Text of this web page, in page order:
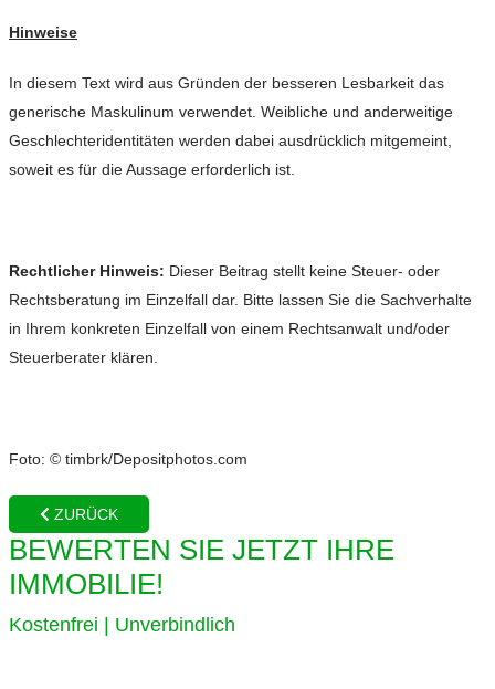
Hinweise
In diesem Text wird aus Gründen der besseren Lesbarkeit das
generische Maskulinum verwendet. Weibliche und anderweitige
Geschlechteridentitäten werden dabei ausdrücklich mitgemeint,
soweit es für die Aussage erforderlich ist.
Rechtlicher Hinweis: Dieser Beitrag stellt keine Steuer- oder
Rechtsberatung im Einzelfall dar. Bitte lassen Sie die Sachverhalte
in Ihrem konkreten Einzelfall von einem Rechtsanwalt und/oder
Steuerberater klären.
Foto: © timbrk/Depositphotos.com
ZURÜCK
BEWERTEN SIE JETZT IHRE
IMMOBILIE!
Kostenfrei | Unverbindlich